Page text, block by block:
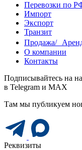
Перевозки по
Импорт
Экспорт
Транзит
Продажа/
О компании
Контакты
Подписывайтесь на
в Telegram и MAX
Там мы публикуем
Реквизиты